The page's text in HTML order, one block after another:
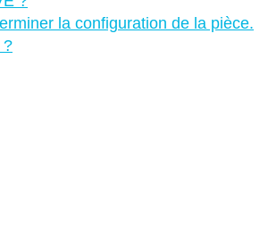
la configuration de la pièce.
?